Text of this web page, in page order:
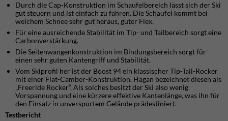
Durch die Cap-Konstruktion im Schaufelbereich lässt sich der Ski
gut steuern und ist einfach zu fahren. Die Schaufel kommt bei
weichem Schnee sehr gut heraus, guter Flex.
Für eine ausreichende Stabilität im Tip- und Tailbereich sorgt eine
Carbonverstärkung.
Die Seitenwangenkonstruktion im Bindungsbereich sorgt für
einen sehr guten Kantengriff und Stabilität.
Vom Skiprofil her ist der Boost 94 ein klassischer Tip-Tail-Rocker
mit einer Flat-Camber-Konstruktion. Hagan bezeichnet diesen als
„Freeride Rocker“. Als solches besitzt der Ski also wenig
Vorspannung und eine kürzere effektive Kantenlänge, was ihn für
den Einsatz in unverspurtem Gelände prädestiniert.
Testbericht